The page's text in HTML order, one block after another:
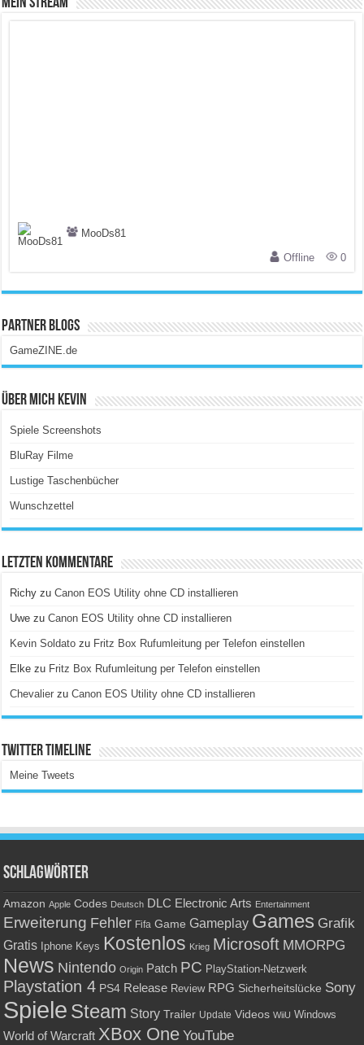
Mein Stream
MooDs81
Offline
0
Partner Blogs
GameZINE.de
Über Mich Kevin
Spiele Screenshots
BluRay Filme
Lustige Taschenbücher
Wunschzettel
Letzten Kommentare
Richy zuCanon EOS Utility ohne CD installieren
Uwe zuCanon EOS Utility ohne CD installieren
Kevin Soldato zu Fritz Box Rufumleitung per Telefon einstellen
Elke zu Fritz Box Rufumleitung per Telefon einstellen
Chevalier zuCanon EOS Utility ohne CD installieren
Twitter Timeline
Meine Tweets
Schlagwörter
Amazon Apple Codes Deutsch DLC Electronic Arts Entertainment
Erweiterung Fehler Fifa Game Gameplay Games Grafik
Gratis Iphone Keys Kostenlos Krieg Microsoft MMORPG
News Nintendo Origin Patch PC PlayStation-Netzwerk
Playstation 4 PS4 Release Review RPG Sicherheitslücke Sony
Spiele Steam Story Trailer Update Videos WiiU Windows
World of Warcraft XBox One YouTube